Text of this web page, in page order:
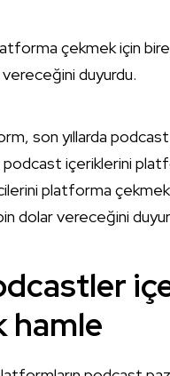
çekmek için
duyurdu.
son yıllarda podcast
podcast içeriklerini
platforma
dolar vereceğini
hamle